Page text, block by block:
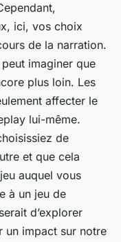
ici, vos choix
de la narration.
imaginer que
plus loin. Les
affecter le
lui-même.
de
et que cela
auquel vous
à un jeu de
d’explorer
un impact sur notre